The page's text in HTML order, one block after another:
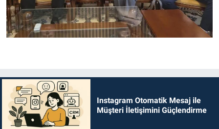
Instagram Otomatik Mesaj ile
Müşteri İletişimini Güçlendirme